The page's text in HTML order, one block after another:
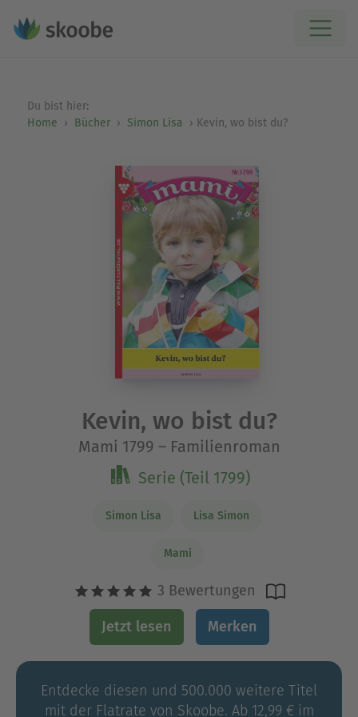
Du bist hier:
Home
Bücher Simon Lisa Kevin, wo bist du?
Kevin, wo bist du?
Mami 1799 – Familienroman
Serie (Teil 1799)
Simon Lisa Lisa Simon
Mami
3 Bewertungen
Jetzt lesen Merken
Entdecke diesen und 500.000 weitere Titel
mit der Flatrate von Skoobe. Ab 12,99 € im